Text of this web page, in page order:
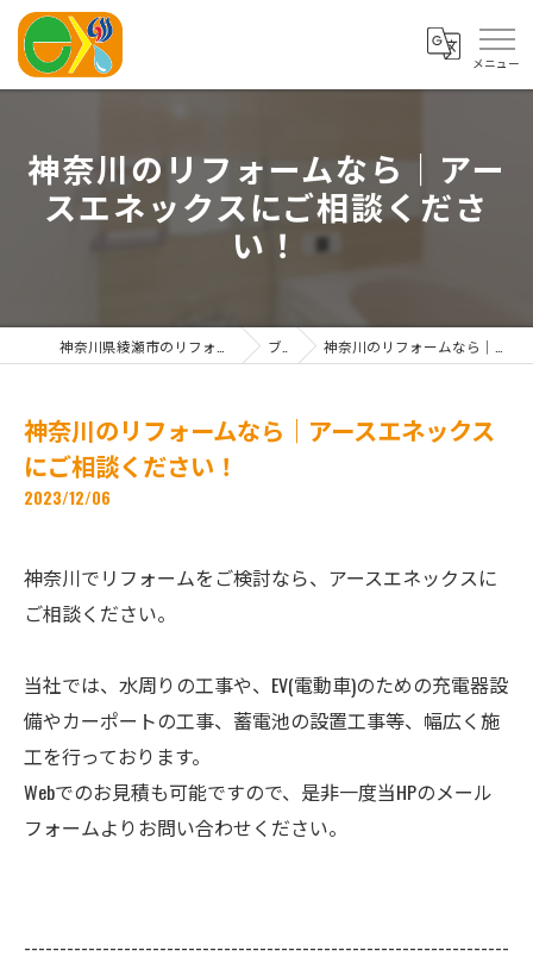
神奈川のリフォームなら｜アー
スエネックスにご相談くださ
い！
ブログ 神奈川のリフォームなら｜アースエネックスにご相談ください！
神奈川のリフォームなら｜アースエネックス
にご相談ください！
2023/12/06
神奈川でリフォームをご検討なら、アースエネックスに
ご相談ください。
当社では、水周りの工事や、EV(電動車)のための充電器設
備やカーポートの工事、蓄電池の設置工事等、幅広く施
工を行っております。
Webでのお見積も可能ですので、是非一度当HPのメール
フォームよりお問い合わせください。
--------------------------------------------------------------------